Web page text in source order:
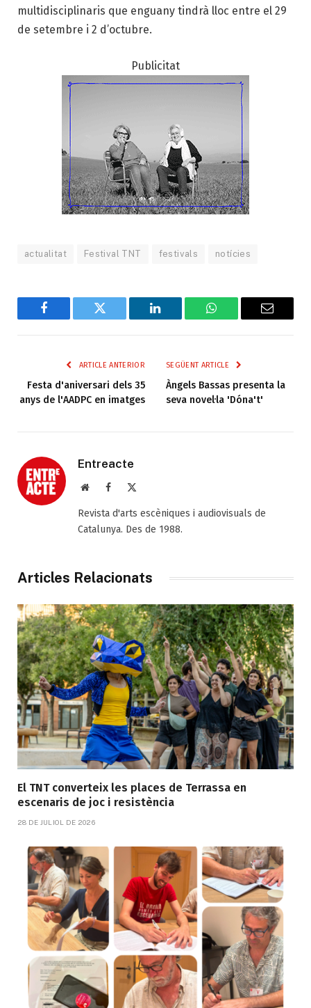
multidisciplinaris que enguany tindrà lloc entre el 29
de setembre i 2 d’octubre.
Publicitat
actualitat Festival TNT festivals notícies
Facebook Twitter LinkedIn WhatsAppEmail
ARTICLE ANTERIOR
Festa d'aniversari dels 35
anys de l'AADPC en imatges
SEGÜENT ARTICLE
Àngels Bassas presenta la
seva novel·la 'Dóna't'
Entreacte
Web Facebook
Revista d'arts escèniques i audiovisuals de
Catalunya. Des de 1988.
Articles Relacionats
El TNT converteix les places de Terrassa en
escenaris de joc i resistència
28 DE JULIOL DE 2026